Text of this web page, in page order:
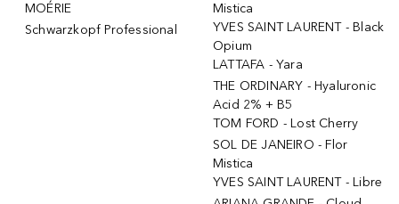
MOÉRIE
Schwarzkopf Professional
Mistica
YVES SAINT LAURENT - Black
Opium
LATTAFA - Yara
THE ORDINARY - Hyaluronic
Acid 2% + B5
TOM FORD - Lost Cherry
SOL DE JANEIRO - Flor
Mistica
YVES SAINT LAURENT - Libre